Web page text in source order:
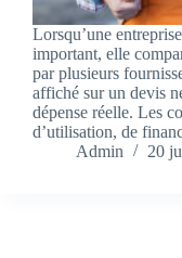
Lorsqu’une
important, elle
par plusieurs
affiché sur un devis
dépense réelle. Les
d’utilisation, de
Admin
20